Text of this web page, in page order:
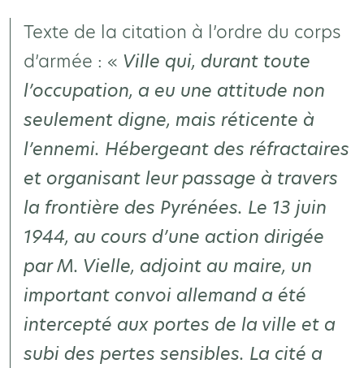
Texte de la citation à l’ordre du corps
d’armée : « Ville qui, durant toute
l’occupation, a eu une attitude non
seulement digne, mais réticente à
l’ennemi. Hébergeant des réfractaires
et organisant leur passage à travers
la frontière des Pyrénées. Le 13 juin
1944, au cours d’une action dirigée
par M. Vielle, adjoint au maire, un
important convoi allemand a été
intercepté aux portes de la ville et a
subi des pertes sensibles. La cité a